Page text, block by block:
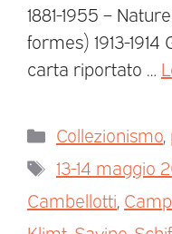
1881-1955 –
formes) 1913-
carta riportato …
Collezionismo,
13-14 maggio
Cambellotti,